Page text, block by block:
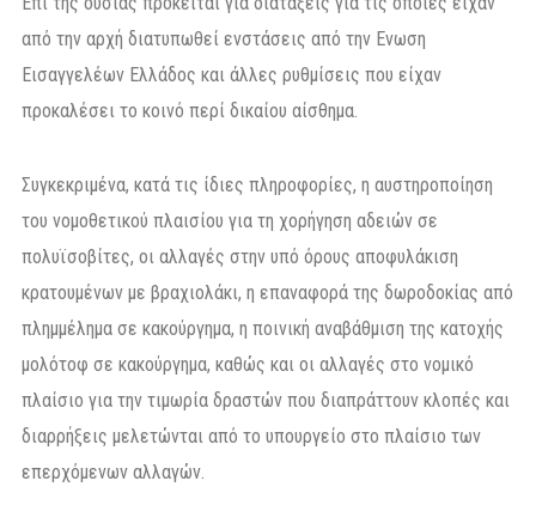
από την αρχή διατυπωθεί ενστάσεις από την Ενωση
Εισαγγελέων Ελλάδος και άλλες ρυθμίσεις που είχαν
προκαλέσει το κοινό περί δικαίου αίσθημα.
Συγκεκριμένα, κατά τις ίδιες πληροφορίες, η αυστηροποίηση
του νομοθετικού πλαισίου για τη χορήγηση αδειών σε
πολυϊσοβίτες, οι αλλαγές στην υπό όρους αποφυλάκιση
κρατουμένων με βραχιολάκι, η επαναφορά της δωροδοκίας από
πλημμέλημα σε κακούργημα, η ποινική αναβάθμιση της κατοχής
μολότοφ σε κακούργημα, καθώς και οι αλλαγές στο νομικό
πλαίσιο για την τιμωρία δραστών που διαπράττουν κλοπές και
διαρρήξεις μελετώνται από το υπουργείο στο πλαίσιο των
επερχόμενων αλλαγών.